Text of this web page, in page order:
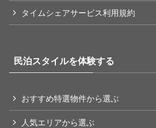
タイムシェアサービス利用規約
民泊スタイルを体験する
おすすめ特選物件から選ぶ
人気エリアから選ぶ